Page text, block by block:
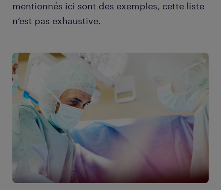
mentionnés ici sont des exemples, cette liste
n’est pas exhaustive.